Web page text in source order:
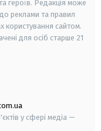
героїв. Редакція може
реклами та правил
користування сайтом.
для осіб старше 21
у сфері медіа —